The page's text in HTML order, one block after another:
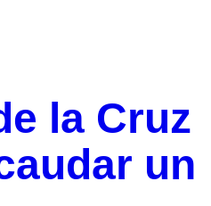
la Cruz
un